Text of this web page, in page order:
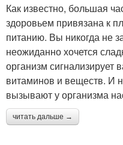
Как известно, большая
здоровьем привязана к
питанию. Вы никогда не
неожиданно хочется
организм сигнализирует
витаминов и веществ. И
вызывают у организма
читать дальше →